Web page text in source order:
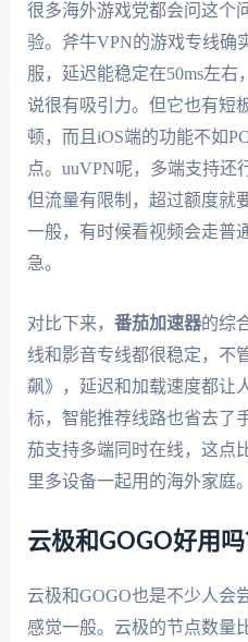
很多海外游戏党都会问这个
验。斧牛VPN的游戏专线确
服，延迟能稳定在50ms左
说很有吸引力。但它也有短
顿，而且iOS端的功能不如
点。uuVPN呢，多端支持还
但流量有限制，超过额度就
一般，有时候看视频会走普
急。
对比下来， 番茄加速器的综
线和影音专线都很稳定，不
飙》，延迟和加载速度都让
标，智能推荐线路也省去了
茄支持多端同时在线，这点
里多设备一起用的海外家庭。
云极和GOGO好用吗
云极和GOGO也是不少人会
感觉一般。云极的节点数量